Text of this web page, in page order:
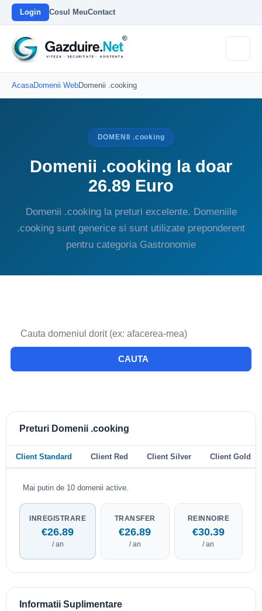
Login Cosul MeuContact
AcasaDomenii WebDomenii .cooking
DOMENII .cooking
Domenii .cooking la doar
26.89 Euro
Domenii .cooking la preturi excelente. Domeniile
.cooking sunt generice si sunt utilizate preponderent
pentru categoria Gastronomie
CAUTA
Preturi Domenii .cooking
Client Standard Client Red Client Silver Client Gold
Mai putin de 10 domenii active.
INREGISTRARE
€26.89
/ an
TRANSFER
€26.89
/ an
REINNOIRE
€30.39
/ an
Informatii Suplimentare